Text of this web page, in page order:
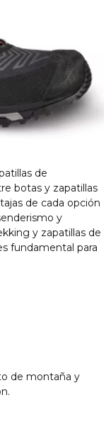
de
botas y zapatillas
de cada opción
y
y zapatillas de
fundamental para
de montaña y